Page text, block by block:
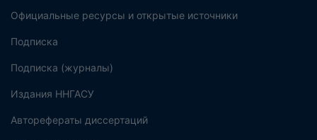
Официальные ресурсы и открытые источники
Подписка
Подписка (журналы)
Издания ННГАСУ
Авторефераты диссертаций